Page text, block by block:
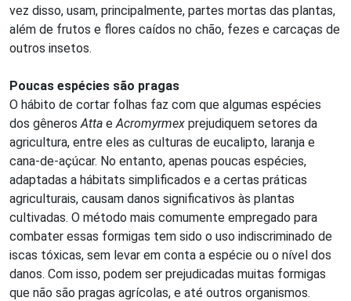
vez disso, usam, principalmente, partes mortas das plantas,
além de frutos e flores caídos no chão, fezes e carcaças de
outros insetos.
Poucas espécies são pragas
O hábito de cortar folhas faz com que algumas espécies
dos gênerosAtta eAcromyrmex prejudiquem setores da
agricultura, entre eles as culturas de eucalipto, laranja e
cana-de-açúcar. No entanto, apenas poucas espécies,
adaptadas a hábitats simplificados e a certas práticas
agriculturais, causam danos significativos às plantas
cultivadas. O método mais comumente empregado para
combater essas formigas tem sido o uso indiscriminado de
iscas tóxicas, sem levar em conta a espécie ou o nível dos
danos. Com isso, podem ser prejudicadas muitas formigas
que não são pragas agrícolas, e até outros organismos.